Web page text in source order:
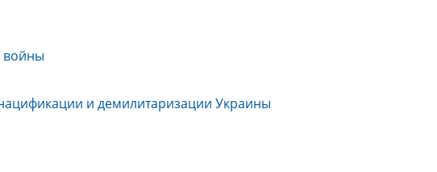
войны
и демилитаризации Украины